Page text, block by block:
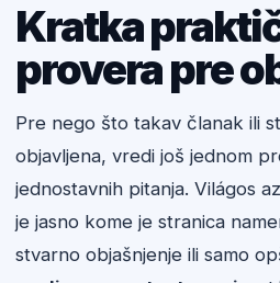
Kratka
provera pre
Pre nego što takav članak ili
objavljena, vredi još jednom
jednostavnih pitanja. Világos
je jasno kome je stranica
stvarno objašnjenje ili samo